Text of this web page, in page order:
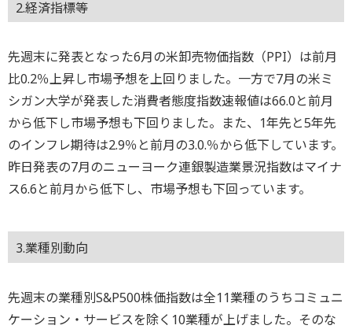
2.経済指標等
先週末に発表となった6月の米卸売物価指数（PPI）は前月
比0.2％上昇し市場予想を上回りました。一方で7月の米ミ
シガン大学が発表した消費者態度指数速報値は66.0と前月
から低下し市場予想も下回りました。また、1年先と5年先
のインフレ期待は2.9％と前月の3.0.％から低下しています。
昨日発表の7月のニューヨーク連銀製造業景況指数はマイナ
ス6.6と前月から低下し、市場予想も下回っています。
3.業種別動向
先週末の業種別S&P500株価指数は全11業種のうちコミュニ
ケーション・サービスを除く10業種が上げました。そのな